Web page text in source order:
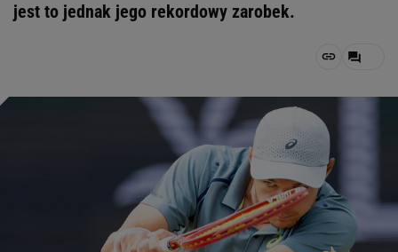
jest to jednak jego rekordowy zarobek.